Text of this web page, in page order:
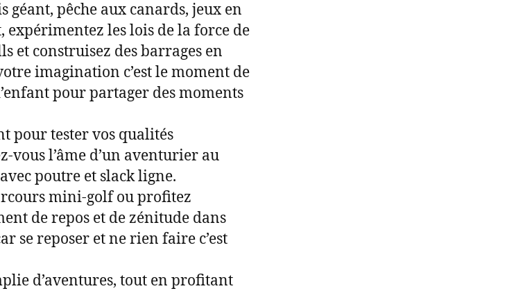
géant, pêche aux canards, jeux en
expérimentez les lois de la force de
et construisez des barrages en
imagination c’est le moment de
pour partager des moments
pour tester vos qualités
vous l’âme d’un aventurier au
poutre et slack ligne.
mini-golf ou profitez
de repos et de zénitude dans
se reposer et ne rien faire c’est
d’aventures, tout en profitant